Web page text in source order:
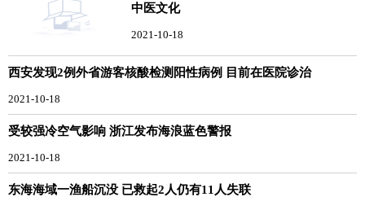
中医文化
2021-10-18
西安发现2例外省游客核酸检测阳性病例 目前在医院诊治
2021-10-18
受较强冷空气影响 浙江发布海浪蓝色警报
2021-10-18
东海海域一渔船沉没 已救起2人仍有11人失联